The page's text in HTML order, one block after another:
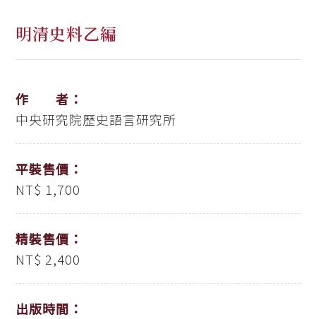
明清史料乙編
作 者：
中央研究院歷史語言研究所
平裝售價：
NT$ 1,700
精裝售價：
NT$ 2,400
出版時間：